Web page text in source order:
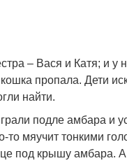
– Вася и Катя; и у
пропала. Дети
найти.
подле амбара и
то мяучит тонкими
под крышу амбара. А